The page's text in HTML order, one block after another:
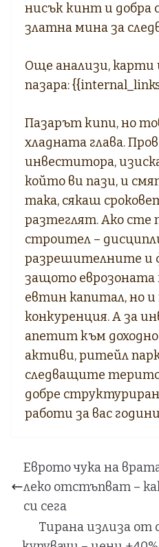
нисък кинт и добра
златна мина за
Още анализи,
пазара:
Пазарът кипи, но
хладната глава.
инвеститора,
който ви пази, и
така, сякаш
разтеглят. Ако сте
строител –
разрешителните и
защото еврозоната
евтин капитал, но
конкуренция. А за
апетит към
активи, ритейл
следващите
добре
работи за вас
Еврото чука на
леко отстъпват –
си сега
Тирана излиза от